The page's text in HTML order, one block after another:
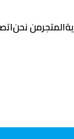
المتجرمن نحن